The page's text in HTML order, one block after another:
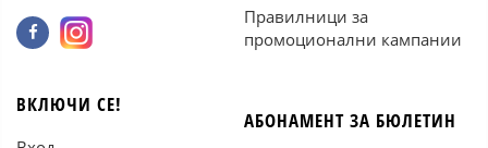
Правилници за
промоционални кампании
ВКЛЮЧИ СЕ!
АБОНАМЕНТ ЗА БЮЛЕТИН